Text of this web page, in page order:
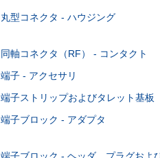
丸型コネクタ - ハウジング
同軸コネクタ（RF） - コンタクト
端子 - アクセサリ
端子ストリップおよびタレット基板
端子ブロック - アダプタ
端子ブロック - ヘッダ、プラグおよ